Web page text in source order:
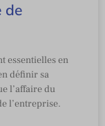
de
essentielles en
définir sa
l’affaire du
l’entreprise.